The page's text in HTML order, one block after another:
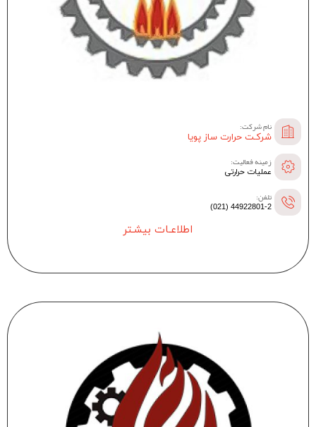
نام شرکت:
شرکـت حرارت ساز پویا
زمینه فعالیت:
عملیات حرارتی
تلفن:
44922801-2 (021)
اطلاعـات بیشـتر